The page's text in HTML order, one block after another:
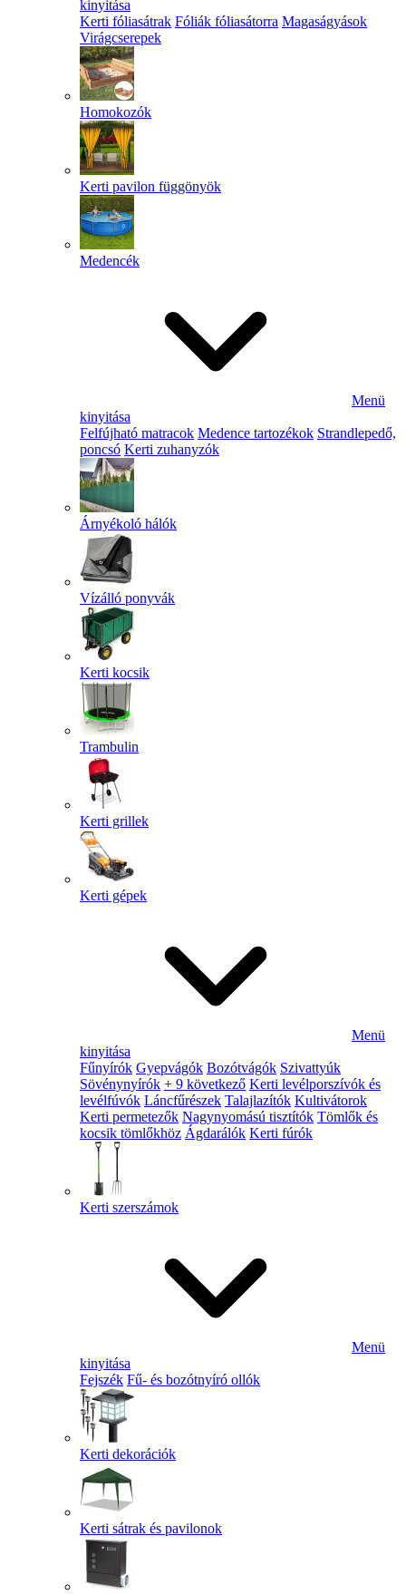
kinyitása
Kerti fóliasátrak Fóliák fóliasátorra Magaságyások
Virágcserepek
Homokozók
Kerti pavilon függönyök
Medencék
Menü
kinyitása
Felfújható matracok Medence tartozékok Strandlepedő,
poncsó Kerti zuhanyzók
Árnyékoló hálók
Vízálló ponyvák
Kerti kocsik
Trambulin
Kerti grillek
Kerti gépek
Menü
kinyitása
Fűnyírók Gyepvágók Bozótvágók Szivattyúk
Sövénynyírók + 9 következő Kerti levélporszívók és
levélfúvók Láncfűrészek Talajlazítók Kultivátorok
Kerti permetezők Nagynyomású tisztítók Tömlők és
kocsik tömlőkhöz Ágdarálók Kerti fúrók
Kerti szerszámok
Menü
kinyitása
Fejszék Fű- és bozótnyíró ollók
Kerti dekorációk
Kerti sátrak és pavilonok